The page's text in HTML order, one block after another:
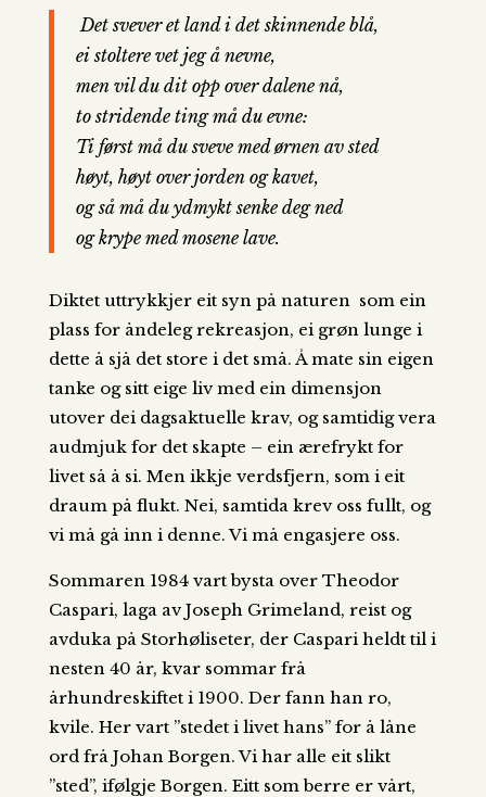
Det svever et land i det skinnende blå,
ei stoltere vet jeg å nevne,
men vil du dit opp over dalene nå,
to stridende ting må du evne:
Ti først må du sveve med ørnen av sted
høyt, høyt over jorden og kavet,
og så må du ydmykt senke deg ned
og krype med mosene lave.
Diktet uttrykkjer eit syn på naturen som ein
plass for åndeleg rekreasjon, ei grøn lunge i
dette å sjå det store i det små. Å mate sin eigen
tanke og sitt eige liv med ein dimensjon
utover dei dagsaktuelle krav, og samtidig vera
audmjuk for det skapte – ein ærefrykt for
livet så å si. Men ikkje verdsfjern, som i eit
draum på flukt. Nei, samtida krev oss fullt, og
vi må gå inn i denne. Vi må engasjere oss.
Sommaren 1984 vart bysta over Theodor
Caspari, laga av Joseph Grimeland, reist og
avduka på Storhøliseter, der Caspari heldt til i
nesten 40 år, kvar sommar frå
århundreskiftet i 1900. Der fann han ro,
kvile. Her vart ”stedet i livet hans” for å låne
ord frå Johan Borgen. Vi har alle eit slikt
”sted”, ifølgje Borgen. Eitt som berre er vårt,